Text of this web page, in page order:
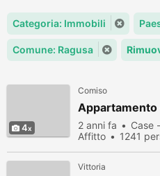
Categoria: Immobili
Comune: Ragusa
4
Comiso
Appartamento
2 anni fa
Case
Affitto
1241
Vittoria